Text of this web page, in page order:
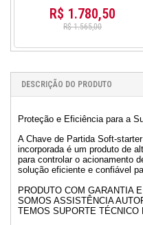
R$ 1.780,50
R$ 1.565,00
DESCRIÇÃO DO PRODUTO
Proteção e Eficiência para a
A Chave de Partida Soft-
incorporada é um produto de
para controlar o acionamento
solução eficiente e confiável
PRODUTO COM GARANTIA E
SOMOS ASSISTÊNCIA
TEMOS SUPORTE TÉCNICO